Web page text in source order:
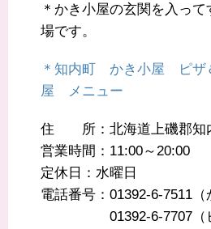
＊かき小屋の玄関を入って
場です。
＊知内町 かき小屋 ピザ
屋 メニュー
住 所：北海道上磯郡知
営業時間：11:00～20:00
定休日：水曜日
電話番号：01392-6-7511（
01392-6-7707（ピ